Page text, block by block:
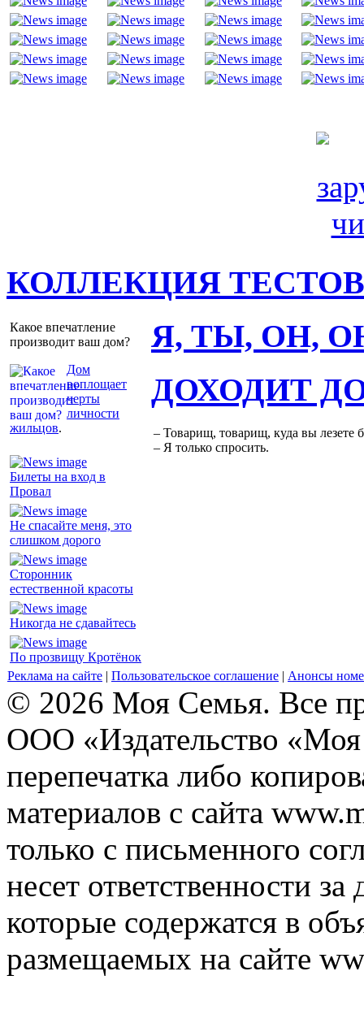
КОЛЛЕКЦИЯ ТЕСТОВ
Какое впечатление
производит ваш дом?
Дом
воплощает
черты
личности
жильцов.
Я, ТЫ, ОН,
Билеты на вход в
Провал
Не спасайте меня, это
слишком дорого
Сторонник
естественной красоты
Никогда не сдавайтесь
По прозвищу Кротёнок
ДОХОДИТ
– Товарищ, товарищ, куда вы лезете
– Я только спросить.
Реклама на сайте | Пользовательское соглашение | Анонсы
© 2026 Моя Семья. Все
ООО «Издательство
перепечатка либо
материалов с сайта
только с письменного
несет ответственности
которые содержатся в
размещаемых на сайте